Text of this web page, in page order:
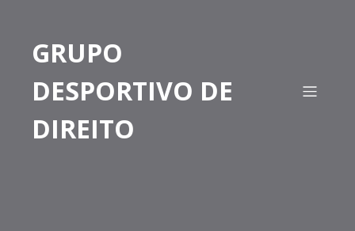
GRUPO
DESPORTIVO DE
DIREITO